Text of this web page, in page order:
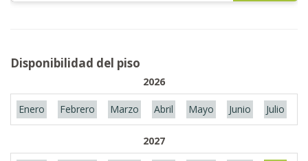
Disponibilidad del piso
2026
Enero Febrero Marzo Abril Mayo Junio Julio
2027